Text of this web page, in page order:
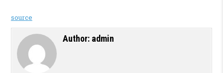
source
Author: admin